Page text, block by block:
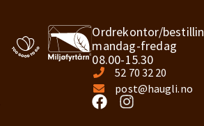
Ordrekontor/
mandag-fredag
08.00-15.30
52 70 32 20
post@haugli.no